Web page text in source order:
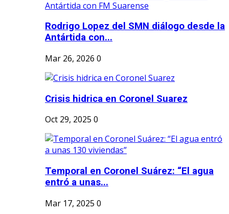
Rodrigo Lopez del SMN diálogo desde la
Antártida con...
Mar 26, 2026 0
Crisis hidrica en Coronel Suarez
Oct 29, 2025 0
Temporal en Coronel Suárez: “El agua
entró a unas...
Mar 17, 2025 0